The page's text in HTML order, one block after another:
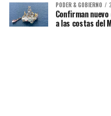
PODER & GOBIERNO
Confirman
a las costas del